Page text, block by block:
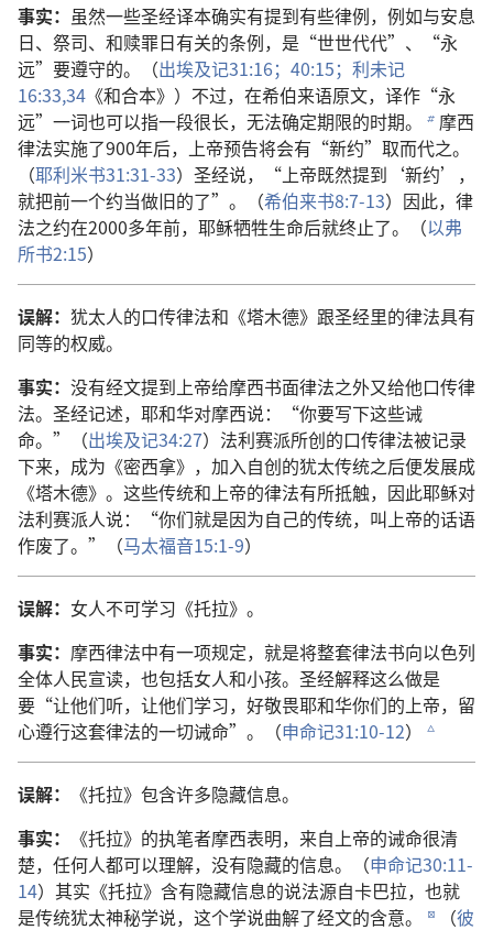
事实： 虽然一些圣经译本确实有提到有些律例，例如与安息
日、祭司、和赎罪日有关的条例，是“世世代代”、“永
远”要遵守的。（出埃及记31:16； 40:15； 利未记
16:33,34 《和合本》）不过，在希伯来语原文，译作“永
远”一词也可以指一段很长，无法确定期限的时期。
b 摩西
律法实施了900年后，上帝预告将会有“新约”取而代之。
（耶利米书31:31-33）圣经说，“上帝既然提到‘新约’，
就把前一个约当做旧的了”。（希伯来书8:7-13）因此，律
法之约在2000多年前，耶稣牺牲生命后就终止了。（以弗
所书2:15）
误解： 犹太人的口传律法和《塔木德》跟圣经里的律法具有
同等的权威。
事实： 没有经文提到上帝给摩西书面律法之外又给他口传律
法。圣经记述，耶和华对摩西说：“你要写下这些诫
命。”（出埃及记34:27）法利赛派所创的口传律法被记录
下来，成为《密西拿》，加入自创的犹太传统之后便发展成
《塔木德》。这些传统和上帝的律法有所抵触，因此耶稣对
法利赛派人说：“你们就是因为自己的传统，叫上帝的话语
作废了。”（马太福音15:1-9）
误解： 女人不可学习《托拉》。
事实： 摩西律法中有一项规定，就是将整套律法书向以色列
全体人民宣读，也包括女人和小孩。圣经解释这么做是
要“让他们听，让他们学习，好敬畏耶和华你们的上帝，留
心遵行这套律法的一切诫命”。（申命记31:10-12） c
误解：
《托拉》包含许多隐藏信息。
事实：
《托拉》的执笔者摩西表明，来自上帝的诫命很清
楚，任何人都可以理解，没有隐藏的信息。（申命记30:11-
14）其实《托拉》含有隐藏信息的说法源自卡巴拉，也就
是传统犹太神秘学说，这个学说曲解了经文的含意。
d （彼